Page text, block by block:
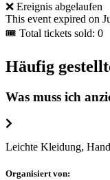
❌ Ereignis abgelaufen
This event expired on
🎟 Total tickets sold: 0
Häufig
Was muss ich
Leichte Kleidung,
Organisiert von: